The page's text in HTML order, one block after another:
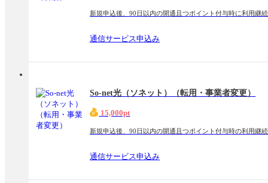
新規申込後、90日以内の開通且つポイント付与時に利用継続
通信サービス申込み
So-net光（ソネット）（転用・事業者変更）
15,000pt
新規申込後、90日以内の開通且つポイント付与時の利用継続
通信サービス申込み